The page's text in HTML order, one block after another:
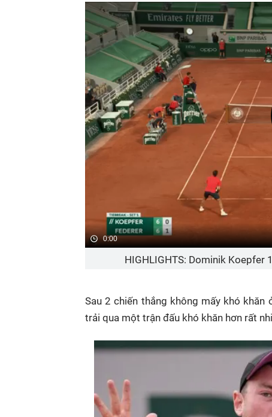
0:00
HIGHLIGHTS: Dominik Koepfer
Sau 2 chiến thắng không mấy khó
trải qua một trận đấu khó khăn hơn rất